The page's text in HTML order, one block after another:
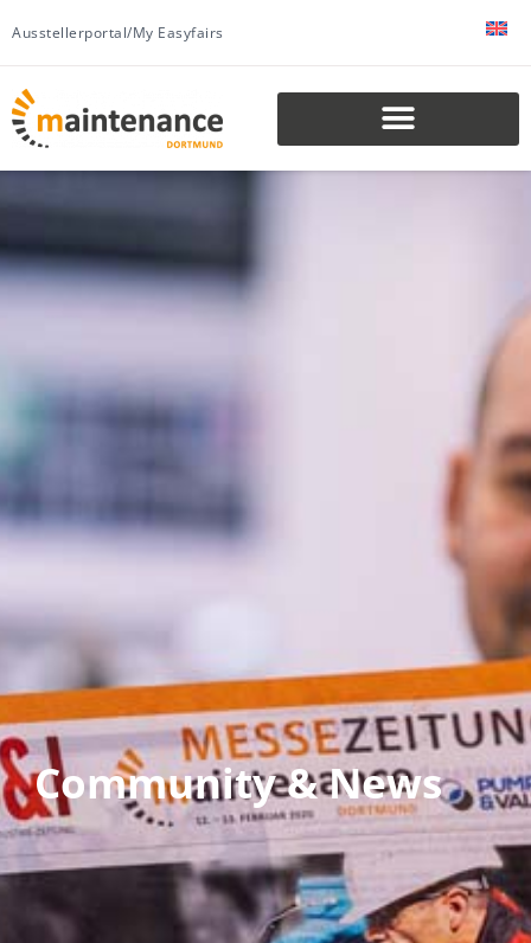
Ausstellerportal/My Easyfairs
Community & News